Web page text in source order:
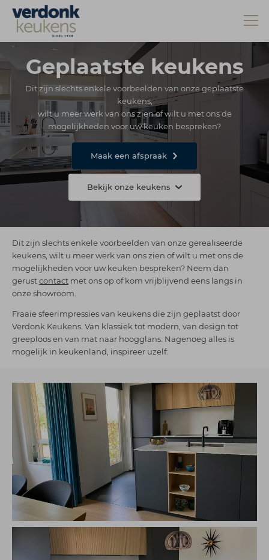
Geplaatste keukens
Dit zijn slechts enkele voorbeelden van onze geplaatste
keukens,
wilt u meer werk van ons zien of wilt u met ons de
mogelijkheden voor uw keuken bespreken?
Maak een afspraak
Bekijk onze keukens
Dit zijn slechts enkele voorbeelden van onze gerealiseerde
keukens, wilt u meer werk van ons zien of wilt u met ons de
mogelijkheden voor uw keuken bespreken? Neem dan
gerustcontact met ons op of kom vrijblijvend eens langs in
onze showroom.
Fraaie sfeerimpressies van keukens die zijn geplaatst door
Verdonk Keukens. Van klassiek tot modern, van design tot
greeploos en van mat naar hoogglans. Nagenoeg alles is
mogelijk in keukenland, inspireer uzelf: